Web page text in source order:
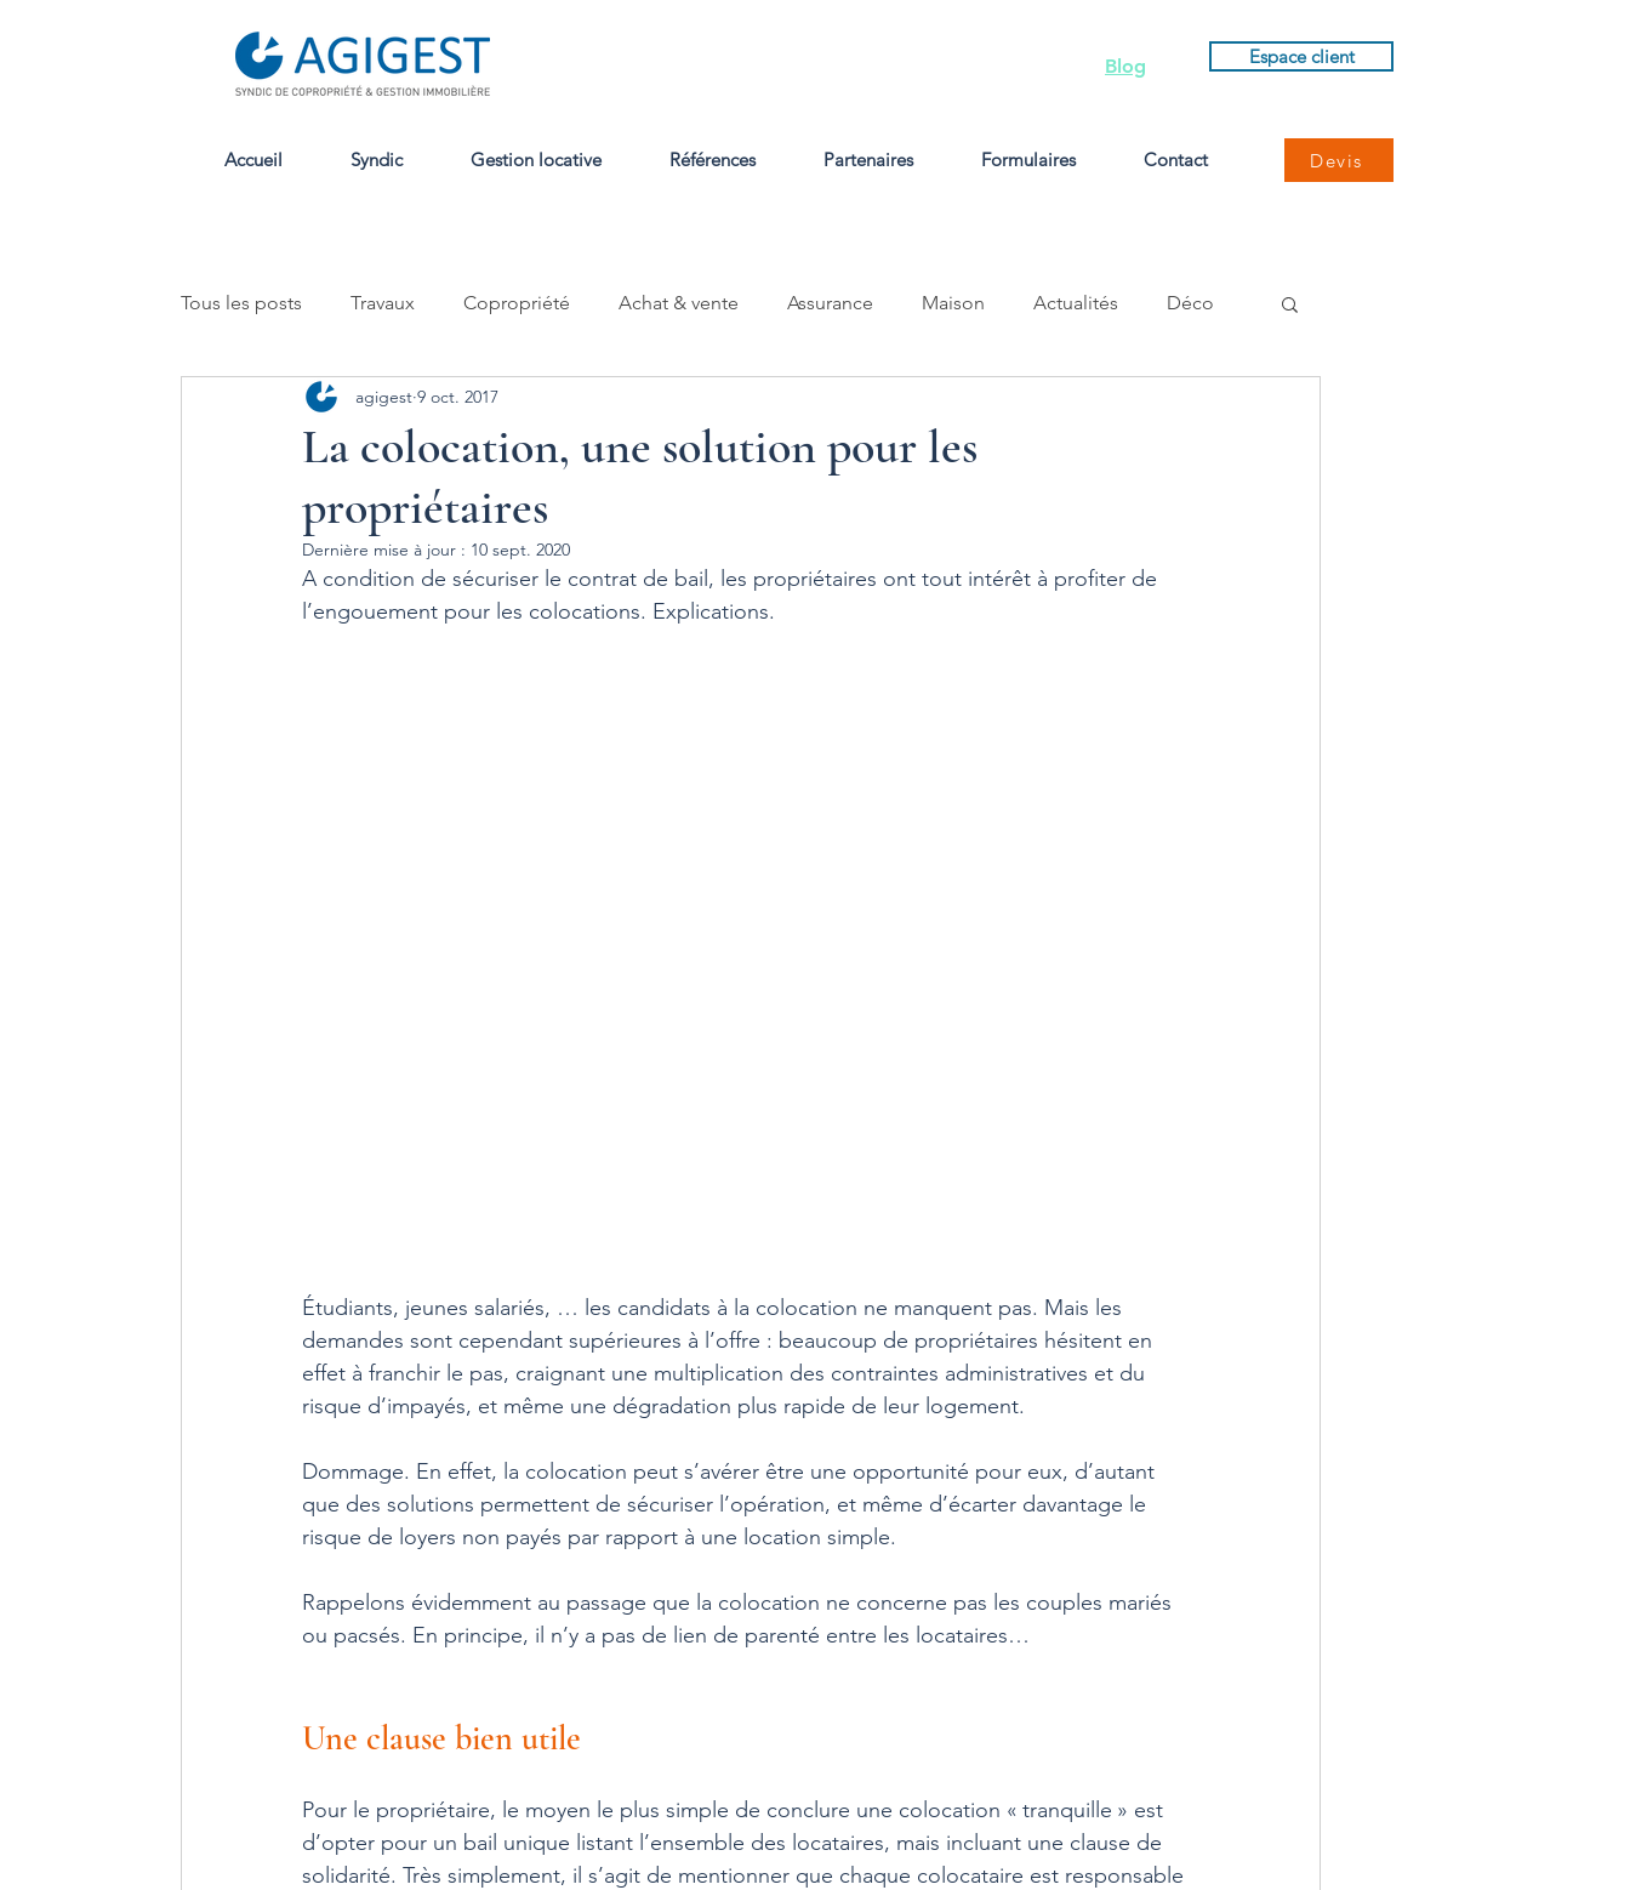
Blog Espace client
Accueil Syndic Gestion locative Références Partenaires Formulaires Contact Devis
Tous les posts Travaux Copropriété Achat & vente Assurance Maison Actualités Déco
La colocation, une solution pour les
propriétaires
agigest 9 oct. 2017
Dernière mise à jour : 10 sept. 2020
A condition de sécuriser le contrat de bail, les propriétaires ont tout intérêt à profiter de
l’engouement pour les colocations. Explications.
Étudiants, jeunes salariés, … les candidats à la colocation ne manquent pas. Mais les
demandes sont cependant supérieures à l’offre : beaucoup de propriétaires hésitent en
effet à franchir le pas, craignant une multiplication des contraintes administratives et du
risque d’impayés, et même une dégradation plus rapide de leur logement.
Dommage. En effet, la colocation peut s’avérer être une opportunité pour eux, d’autant
que des solutions permettent de sécuriser l’opération, et même d’écarter davantage le
risque de loyers non payés par rapport à une location simple.
Rappelons évidemment au passage que la colocation ne concerne pas les couples mariés
ou pacsés. En principe, il n’y a pas de lien de parenté entre les locataires…
Une clause bien utile
Pour le propriétaire, le moyen le plus simple de conclure une colocation « tranquille » est
d’opter pour un bail unique listant l’ensemble des locataires, mais incluant une clause de
solidarité. Très simplement, il s’agit de mentionner que chaque colocataire est responsable